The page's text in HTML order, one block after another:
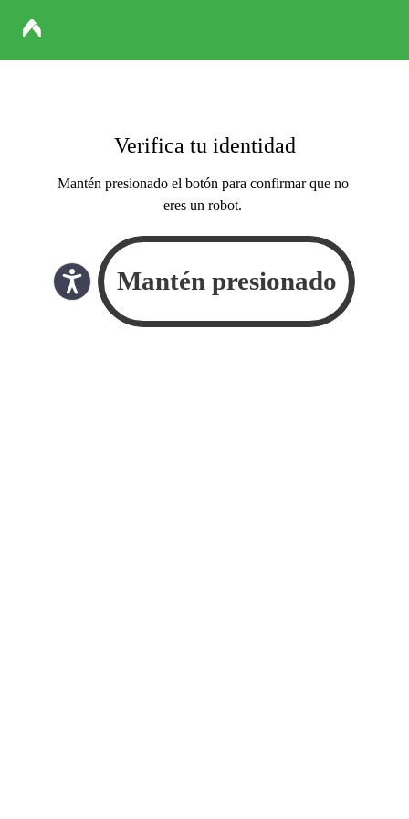
Verifica tu identidad
Mantén presionado el botón para confirmar que no
eres un robot.